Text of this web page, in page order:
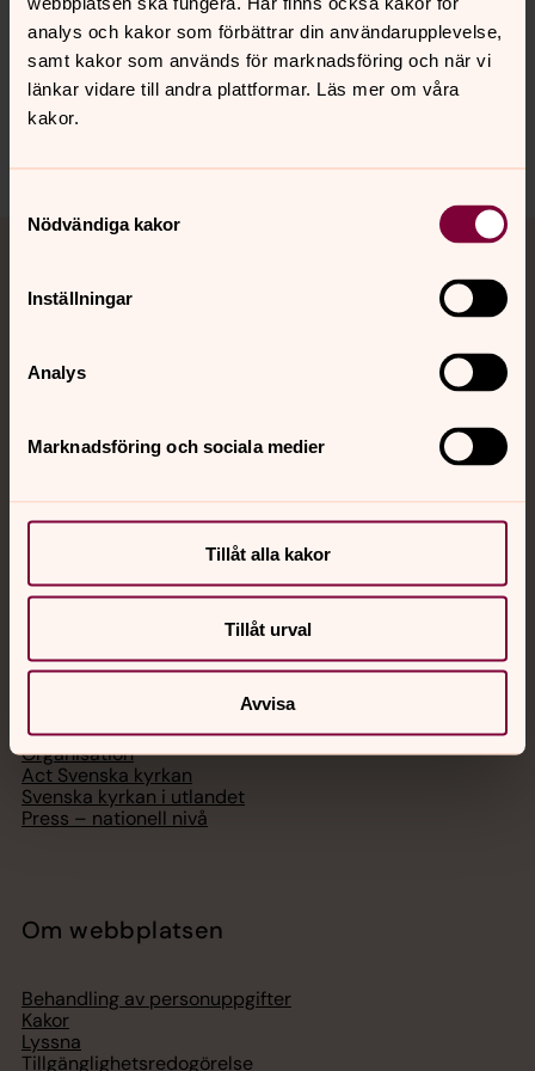
analys och kakor som förbättrar din användarupplevelse,
samt kakor som används för marknadsföring och när vi
länkar vidare till andra plattformar. Läs mer om våra
kakor.
Nödvändiga kakor
Inställningar
Analys
Marknadsföring och sociala medier
Tillåt alla kakor
Tillåt urval
Avvisa
Senast ändrad 6 oktober 2022
Tillbaka till toppen
Tillbaka till innehållet
Akut samtals- och krisstöd. Prata eller chatta anonymt
Digitalt brev
Svenska kyrkan
Hitta församling
Ge en gåva
Organisation
Act Svenska kyrkan
Svenska kyrkan i utlandet
Press – nationell nivå
Om webbplatsen
Behandling av personuppgifter
Kakor
Lyssna
Tillgänglighetsredogörelse